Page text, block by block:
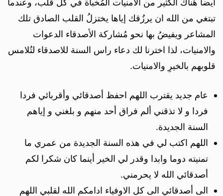
أيضاً هُناك الكثير من الامنيات المُخبأة في كُل قلب، وعندما
تبتغي من الله ان يرزُقك إياها يختزلُ القلب الصادق تلك
المشاعر ويفيضُ بها نحو مُشاركة الأصدقاء الدعوات
والامنيات، لذا اخترنا لك دعاء راس السنة للاصدقاء لتُلامس
قلوبهم بالخيرِ والامنيات.
عام جديد يقترب اللهم احفظ أصدقائي وأقربائي فردا
فردا و لا تذقني ألم فراق أحد منهم و بلغني و إياهم
السنة الجديدة.
اللهم اكتب لي في هذه السنة الجديدة من عمري ما
تمنيته دوما وابدا وقدر لي الخير أينما كان شكرا لكم
أصدقائي الله لا يحرمني.
الى أصدقائي الى كل الاوفياء ادامكم الله لقلبي اللهم